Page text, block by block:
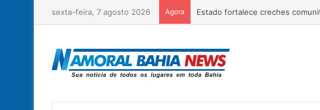
sexta-feira, 7 agosto 2026 Agora